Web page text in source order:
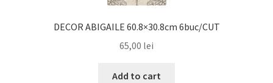
DECOR ABIGAILE 60.8×30.8cm 6buc/CUT
65,00 lei
Add to cart